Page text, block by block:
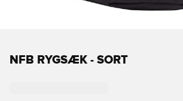
NFB RYGSÆK - SORT